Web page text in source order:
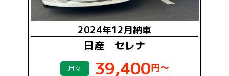
2024年12月納車
日産 セレナ
月々 39,400円～